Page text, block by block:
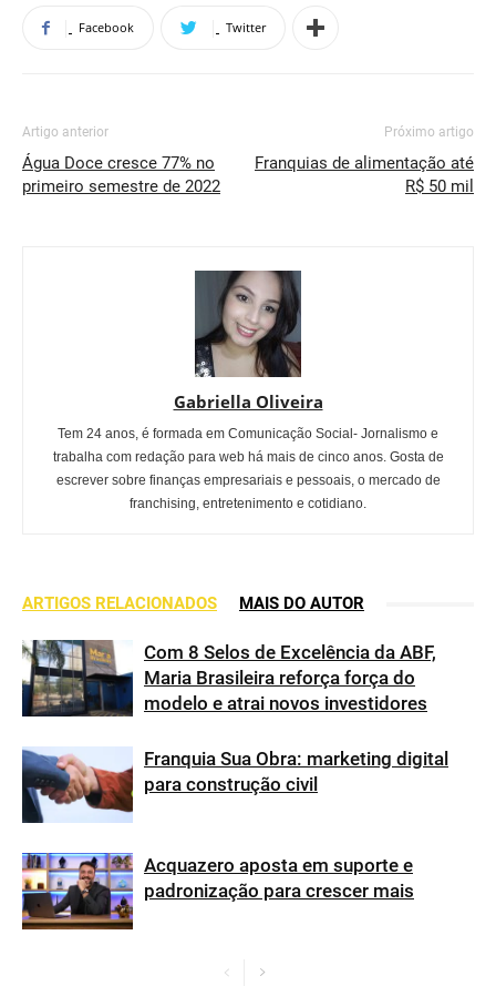
Facebook Twitter
Artigo anterior
Água Doce cresce 77% no
primeiro semestre de 2022
Próximo artigo
Franquias de alimentação até
R$ 50 mil
Gabriella Oliveira
Tem 24 anos, é formada em Comunicação Social- Jornalismo e
trabalha com redação para web há mais de cinco anos. Gosta de
escrever sobre finanças empresariais e pessoais, o mercado de
franchising, entretenimento e cotidiano.
ARTIGOS RELACIONADOS MAIS DO AUTOR
Com 8 Selos de Excelência da ABF,
Maria Brasileira reforça força do
modelo e atrai novos investidores
Franquia Sua Obra: marketing digital
para construção civil
Acquazero aposta em suporte e
padronização para crescer mais